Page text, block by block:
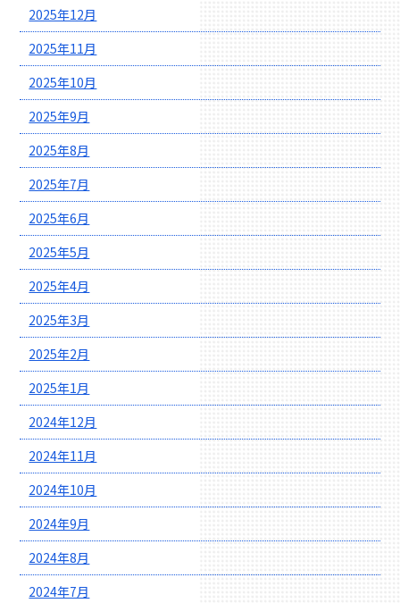
2025年12月
2025年11月
2025年10月
2025年9月
2025年8月
2025年7月
2025年6月
2025年5月
2025年4月
2025年3月
2025年2月
2025年1月
2024年12月
2024年11月
2024年10月
2024年9月
2024年8月
2024年7月